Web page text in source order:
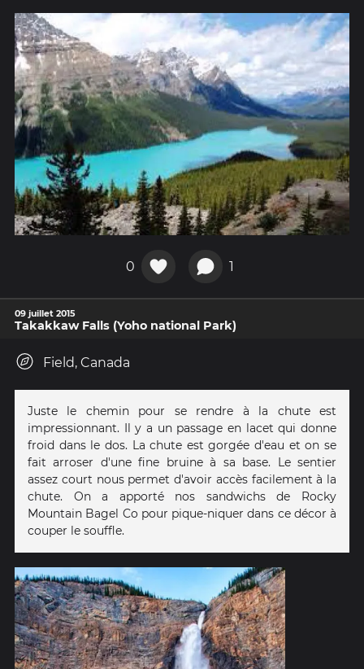
0 1
09 juillet 2015
Takakkaw Falls (Yoho national Park)
Field, Canada
Juste le chemin pour se rendre à la chute est
impressionnant. Il y a un passage en lacet qui donne
froid dans le dos. La chute est gorgée d'eau et on se
fait arroser d'une fine bruine à sa base. Le sentier
assez court nous permet d'avoir accès facilement à la
chute. On a apporté nos sandwichs de Rocky
Mountain Bagel Co pour pique-niquer dans ce décor à
couper le souffle.